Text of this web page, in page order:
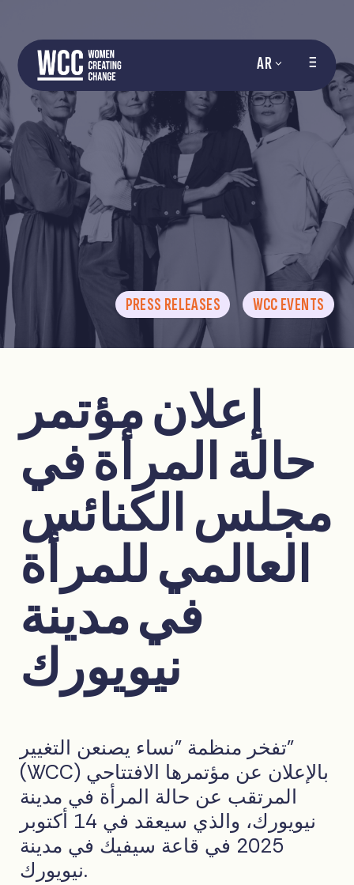
AR
PRESS RELEASES WCC EVENTS
إعلان مؤتمر
حالة المرأة في
مجلس الكنائس
العالمي للمرأة
في مدينة
نيويورك
تفخر منظمة "نساء يصنعن التغيير"
(WCC) بالإعلان عن مؤتمرها الافتتاحي
المرتقب عن حالة المرأة في مدينة
نيويورك، والذي سيعقد في 14 أكتوبر
2025 في قاعة سيفيك في مدينة
نيويورك.